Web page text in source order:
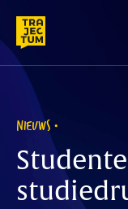
content
NIEUWS